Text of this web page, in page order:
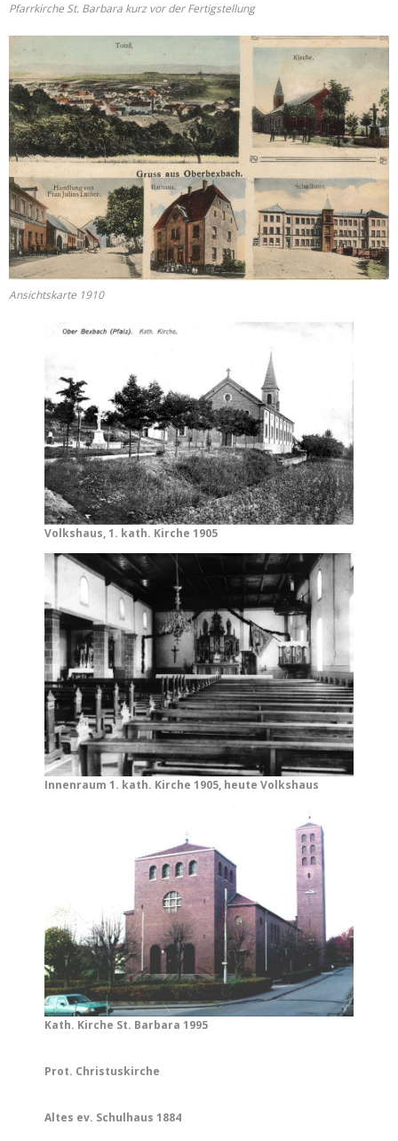
Pfarrkirche St. Barbara kurz vor der Fertigstellung
Ansichtskarte 1910
Volkshaus, 1. kath. Kirche 1905
Innenraum 1. kath. Kirche 1905, heute Volkshaus
Kath. Kirche St. Barbara 1995
Prot. Christuskirche
Altes ev. Schulhaus 1884